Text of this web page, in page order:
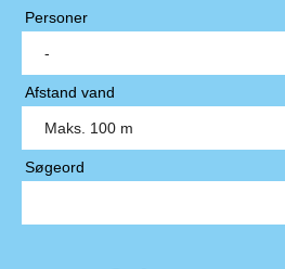
Personer
Afstand vand
Søgeord